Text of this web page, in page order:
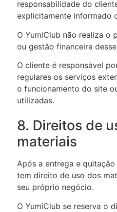
responsabilidade do
explicitamente informado
O YumiClub não realiza o
ou gestão financeira
O cliente é responsável
regulares os serviços
o funcionamento do site
utilizadas.
8. Direitos de
materiais
Após a entrega e
tem direito de uso dos
seu próprio negócio.
O YumiClub se reserva o